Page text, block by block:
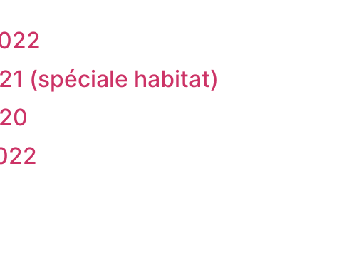
(spéciale habitat)